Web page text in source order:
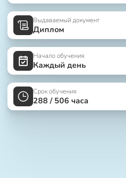
Выдаваемый документ
Диплом
Начало обучения
Каждый день
Срок обучения
288 / 506 часа